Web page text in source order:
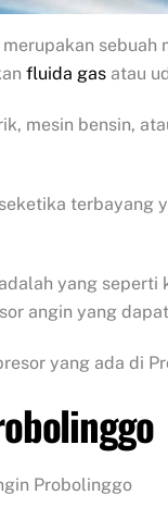
merupakan
fluida gas atau
mesin bensin,
terbayang
yang
angin yang
yang ada di